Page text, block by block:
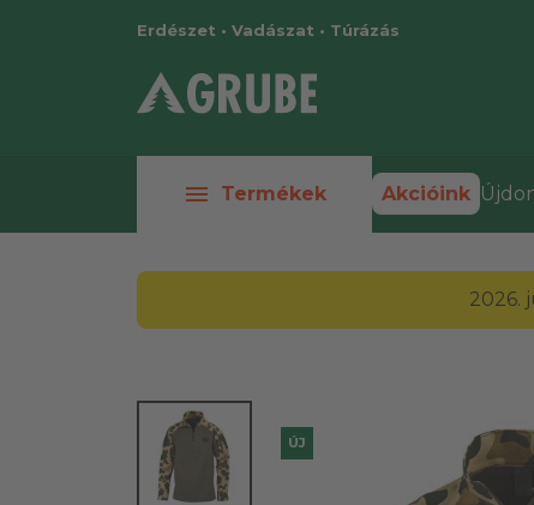
Erdészet • Vadászat • Túrázás
menu Termékek Akcióink
2026.
ÚJ